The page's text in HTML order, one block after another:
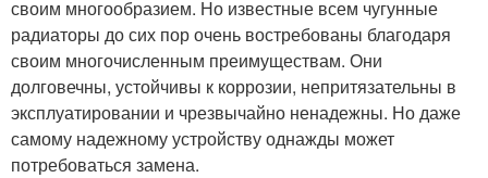
своим многообразием. Но известные всем чугунные
радиаторы до сих пор очень востребованы благодаря
своим многочисленным преимуществам. Они
долговечны, устойчивы к коррозии, непритязательны в
эксплуатировании и чрезвычайно ненадежны. Но даже
самому надежному устройству однажды может
потребоваться замена.